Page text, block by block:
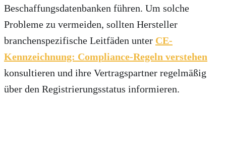
Beschaffungsdatenbanken führen. Um solche
Probleme zu vermeiden, sollten Hersteller
branchenspezifische Leitfäden unter CE-
Kennzeichnung: Compliance-Regeln verstehen
konsultieren und ihre Vertragspartner regelmäßig
über den Registrierungsstatus informieren.